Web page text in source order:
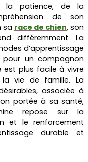
la patience, de la
de son
sa race de chien, son
différemment. La
d’apprentissage
un compagnon
est plus facile à vivre
vie de famille. La
associée à
portée à sa santé,
repose sur la
et le renforcement
durable et